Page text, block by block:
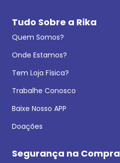
Tudo Sobre a Rika
Quem Somos?
Onde Estamos?
Tem Loja Física?
Trabalhe Conosco
Baixe Nosso APP
Doações
Segurança na Compra